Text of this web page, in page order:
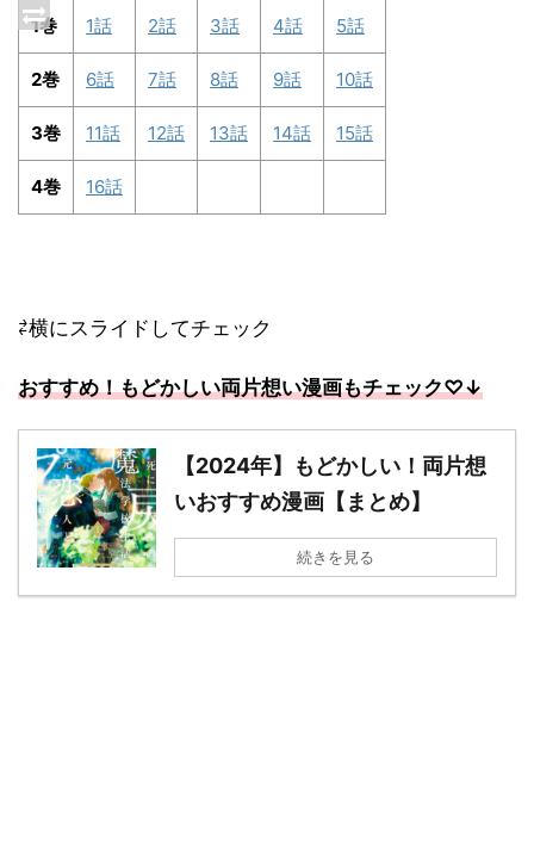
1巻 1話 2話 3話 4話 5話
2巻 6話 7話 8話 9話 10話
3巻 11話 12話 13話 14話 15話
4巻 16話
⇄横にスライドしてチェック
おすすめ！もどかしい両片想い漫画もチェック♡↓
【2024年】もどかしい！両片想
いおすすめ漫画【まとめ】
続きを見る